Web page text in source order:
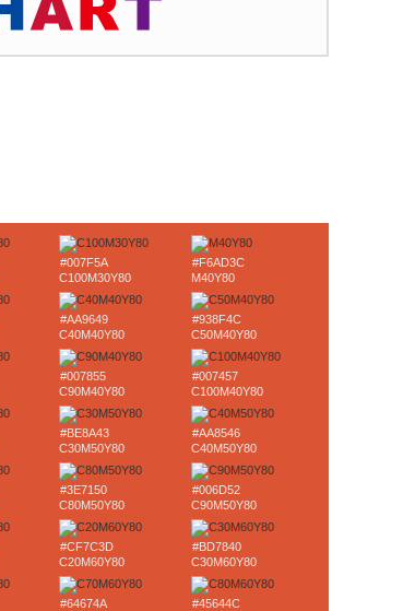
#007F5A
C100M30Y80
#F6AD3C
M40Y80
#AA9649
C40M40Y80
#938F4C
C50M40Y80
#007855
C90M40Y80
#007457
C100M40Y80
#BE8A43
C30M50Y80
#AA8546
C40M50Y80
#3E7150
C80M50Y80
#006D52
C90M50Y80
#CF7C3D
C20M60Y80
#BD7840
C30M60Y80
#64674A
#45644C